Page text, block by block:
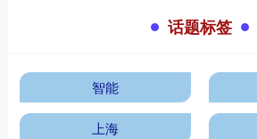
话题标签
智能
上海